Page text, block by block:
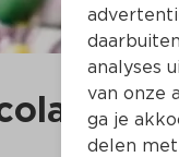
analyses
van onze
ga je
delen